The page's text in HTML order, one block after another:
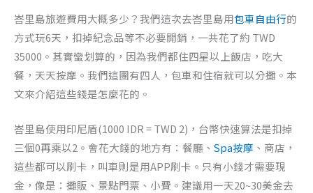
峇里島旅遊費用大概多少？我們這次去峇里島用包車自由行的
方式玩6天，扣掉紀念品等不必要開銷，一共花了約 TWD
35000。其實蠻划算的，因為我們都住四星以上飯店，吃大
餐，天天按摩。我們這團有四人，包車和住宿就可以分攤。本
文來介紹這些錢是怎麼花的。
峇里島使用印尼盾(1000 IDR = TWD 2)，台幣快速算法是扣掉
三個0再乘以2。會花大錢的地方有：餐廳、 Spa按摩 、商店，
這些都可以刷卡，叫車則是用APP刷卡。只有小錢才需要現
金，像是：攤販、景點門票、小費。建議用一天20~30美金去